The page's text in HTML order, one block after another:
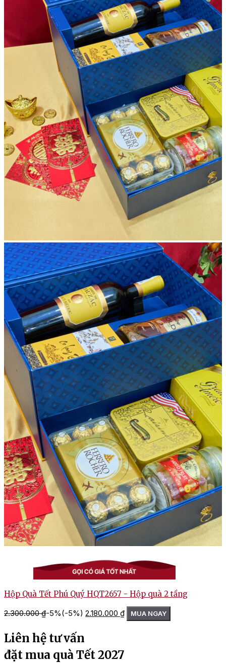
=> Đừng bỏ qua: Top mẫu giỏ quà Tết màu xanh
sang trọng,
Mua hộp quà Tết Thịnh Vượng tại
Muaquatet.vn
Mua Quà Tếtlà địa chỉ tin cậy cho các doanh nghiệp tìm kiếm
những hộp quà Tết độc đáo và ý nghĩa. Với mẫu mã đa dạng,
thiết kế sang trọng cùng chính sách chiết khấu hấp dẫn, chúng
tôi cam kết mang đến những giải pháp quà tặng Tết hoàn hảo
cho đối tác và nhân viên của doanh nghiệp.
Khi đặt hàng số lượng lớn, đơnhộp quà Tết cho doanh nghiệp
sẽ được hưởng mức chiết khấu lên đến 40%, giúp tiết kiệm
đáng kể chi phí trong dịp Tết Nguyên Đán. Bên cạnh đó,
muaquatet.vn còn cung cấp dịch vụ cá nhân hóa như in logo,
thiết kế bao bì độc quyền, để món quà Tết trở thành sự gia
tăng giá trị thương hiệu của doanh nghiệp.
Liên hệ ngay 0977.898.007hoặc0942.660.369để được
tư vấn chi tiết!
Địa chỉ mua hàng trực tiếp:
Cơ sở 1:
1168/41 Trường Sa, P.13, Phú Nhuận, TP.HCM
Cơ sở 2:Số 9/68 Trung Kính, Yên Hoà, Cầu Giấy, Hà Nội
Cơ sở 3:Shop 9 TN Pandora 53 Triều Khúc, Thanh Xuân,
Hà Nội
Hộp Quà Tết Phú Quý HQT2657 - Hộp quà 2 tầng
2.300.000₫-5%(-5%) Giá
gốc
2.180.000 ₫Giá
hiện
MUA NGAY
Liên hệ tư vấn
đặt mua quà Tết 2027